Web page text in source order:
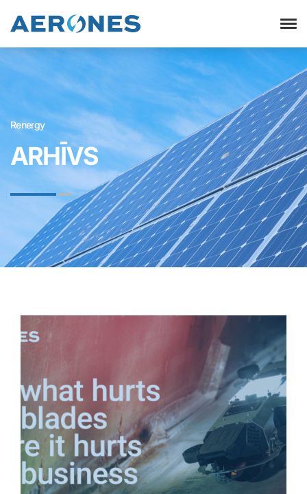
Renergy
ARHĪVS